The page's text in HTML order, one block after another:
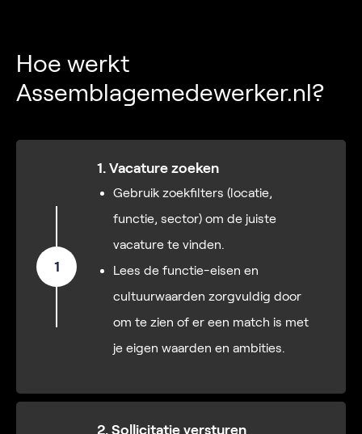
Hoe werkt
Assemblagemedewerker.nl?
1
1. Vacature zoeken
Gebruik zoekfilters (locatie,
functie, sector) om de juiste
vacature te vinden.
Lees de functie-eisen en
cultuurwaarden zorgvuldig door
om te zien of er een match is met
je eigen waarden en ambities.
2. Sollicitatie versturen